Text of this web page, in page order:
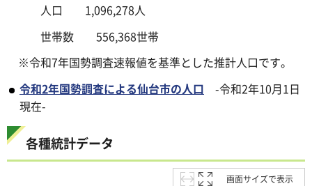
人口 1,096,278人
世帯数 556,368世帯
※令和7年国勢調査速報値を基準とした推計人口です。
令和2年国勢調査による仙台市の人口
-令和2年10月1日
現在-
各種統計データ
画面サイズで表示